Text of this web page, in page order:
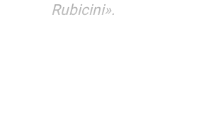
Rubicini».
LA PLAYLIST DELLE